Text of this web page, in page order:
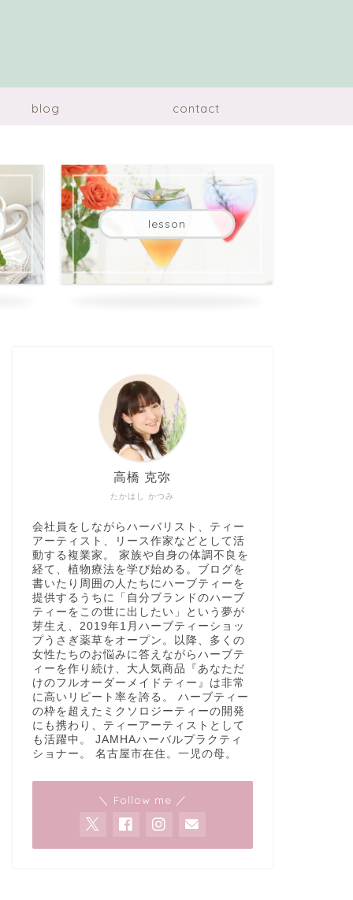
blog contact
lesson
たかはし かつみ
高橋 克弥
会社員をしながらハーバリスト、ティー
アーティスト、リース作家などとして活
動する複業家。 家族や自身の体調不良を
経て、植物療法を学び始める。ブログを
書いたり周囲の人たちにハーブティーを
提供するうちに「自分ブランドのハーブ
ティーをこの世に出したい」という夢が
芽生え、2019年1月ハーブティーショッ
プうさぎ薬草をオープン。以降、多くの
女性たちのお悩みに答えながらハーブテ
ィーを作り続け、大人気商品『あなただ
けのフルオーダーメイドティー』は非常
に高いリピート率を誇る。 ハーブティー
の枠を超えたミクソロジーティーの開発
にも携わり、ティーアーティストとして
も活躍中。 JAMHAハーバルプラクティ
ショナー。 名古屋市在住。一児の母。
＼ Follow me ／